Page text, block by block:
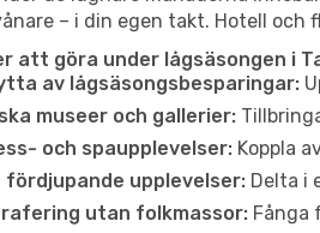
– i din egen takt. Hotell
att göra under lågsäsongen i
av lågsäsongsbesparingar:
museer och gallerier:
och spaupplevelser: Koppla
fördjupande upplevelser: Delta i
utan folkmassor: Fånga